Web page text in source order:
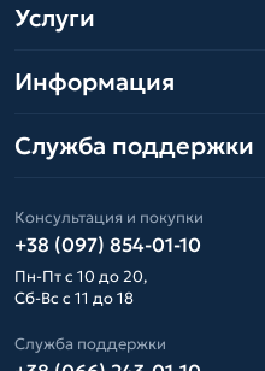
Услуги
Информация
Служба поддержки
Консультация и покупки
+38 (097) 854-01-10
Пн-Пт с 10 до 20,
Сб-Вс с 11 до 18
Служба поддержки